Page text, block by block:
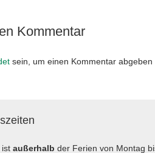
Kommentar
sein, um einen Kommentar abgeben
ist außerhalb der Ferien von Montag